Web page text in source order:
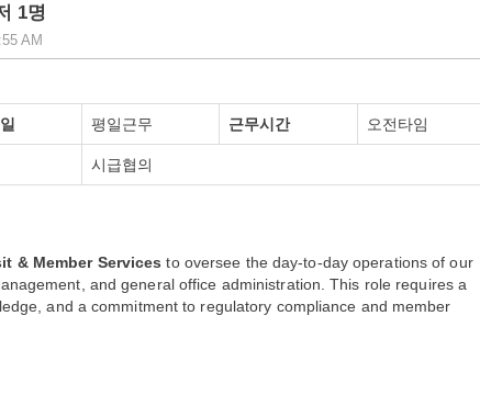
1명
AM
평일근무 근무시간 오전타임
시급협의
& Member Services to oversee the day-to-day operations of our
and general office administration. This role requires a
and a commitment to regulatory compliance and member